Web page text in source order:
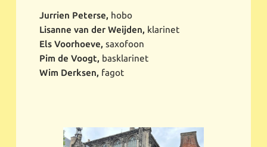
Jurrien Peterse, hobo
Lisanne van der Weijden, klarinet
Els Voorhoeve, saxofoon
Pim de Voogt, basklarinet
Wim Derksen, fagot